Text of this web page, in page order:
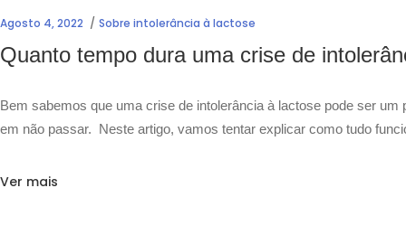
Agosto 4, 2022 Sobre intolerância à lactose
Quanto tempo dura uma crise de
Bem sabemos que uma crise de intolerância à lactose pode ser
em não passar. Neste artigo, vamos tentar explicar como tudo
Ver mais